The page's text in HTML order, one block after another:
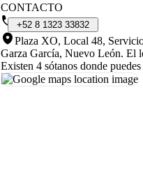
CONTACTO
+52 8 1323 33832
Plaza XO, Local 48,
Garza García, Nuevo León. El
Existen 4 sótanos donde puedes